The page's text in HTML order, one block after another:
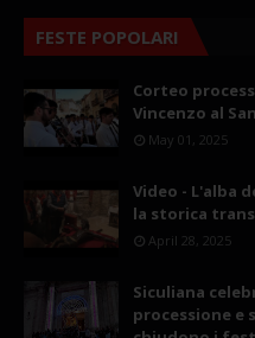
FESTE POPOLARI
Corteo
Vincenzo al
May 01, 2025
Video - L'alba
la storica
April 28, 2025
Siculiana
processione e